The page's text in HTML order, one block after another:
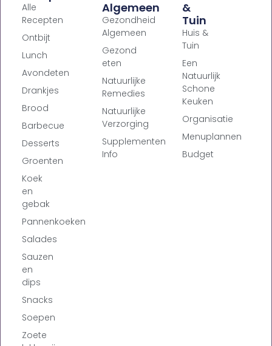
Alle
Recepten
Ontbijt
Lunch
Avondeten
Drankjes
Brood
Barbecue
Desserts
Groenten
Koek
en
gebak
Pannenkoeken
Salades
Sauzen
en
dips
Snacks
Soepen
Zoete
Algemeen
Gezondheid
Algemeen
Gezond
eten
Natuurlijke
Remedies
Natuurlijke
Verzorging
Supplementen
Info
&
Tuin
Huis &
Tuin
Een
Natuurlijk
Schone
Keuken
Organisatie
Menuplannen
Budget